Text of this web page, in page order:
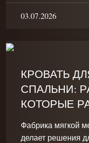
03.07.2026
КРОВАТЬ
СПАЛЬНИ:
КОТОРЫЕ
Фабрика мягкой
делает решения